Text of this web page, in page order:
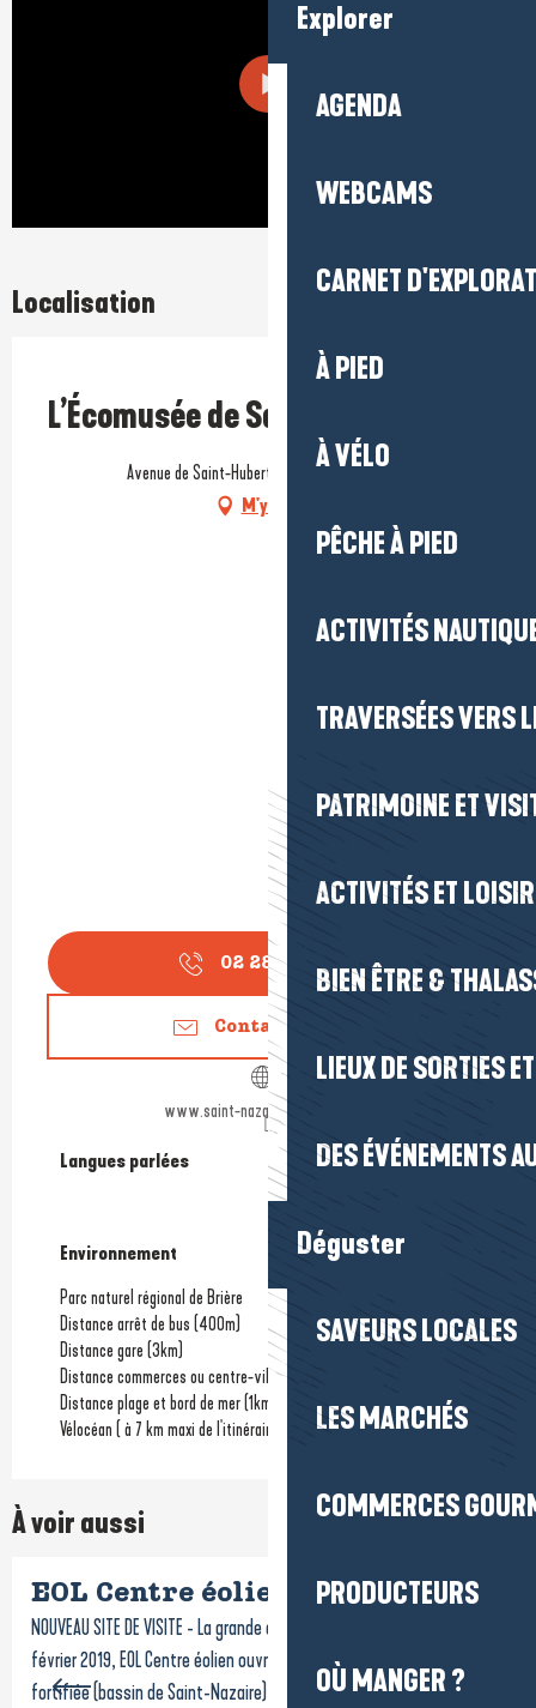
Explorer
AGENDA
WEBCAMS
CARNET
À PIED
À VÉLO
PÊCHE À PIED
ACTIVITÉS
TRAVERSÉES VERS
PATRIMOINE ET
ACTIVITÉS ET
BIEN ÊTRE &
LIEUX DE SORTIES
DES ÉVÉNEMENTS
Déguster
SAVEURS LOCALES
LES MARCHÉS
COMMERCES
PRODUCTEURS
OÙ MANGER ?
Localisation
L’Écomusée de Saint-Nazaire
Prestataire engagé dans une démarche environnementale
Avenue de Saint-Hubert, 44600 Saint-Nazaire
M'y rendre
02 28 540 6
Contactez-nous
www.saint-nazaire-tourisme.com
Langues parlées
Langues parlées
Environnement
Environnement
Parc naturel régional de Brière
Distance arrêt de bus (400m)
Distance gare (3km)
Distance commerces ou centre-ville
Distance plage et bord de mer(1km)
Vélocéan ( à 7 km maxi de l'itinéraire)
À voir aussi
EOL Centre éolien
NOUVEAU SITE DE VISITE - La grande aventure de l'éolien en mer Le 9
février 2019, EOL Centre éolien ouvre ses portes dans l’Ecluse
fortifiée (bassin de Saint-Nazaire), à...